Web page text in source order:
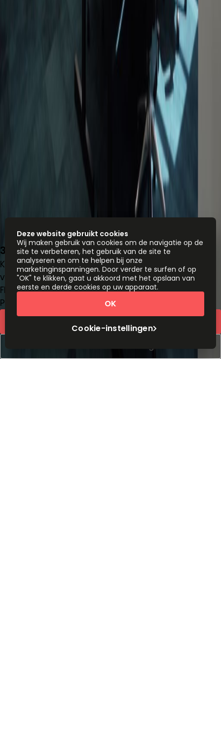
37 Rue Du Congres, 1000 Brussels, 1000
Kantoorruimte
van
€500 persoon/maand
Flexplekken
Prijs op aanvraag
Boek een rondleiding
Deze website gebruikt cookies
Wij maken gebruik van cookies om de navigatie op de
site te verbeteren, het gebruik van de site te
analyseren en om te helpen bij onze
marketinginspanningen. Door verder te surfen of op
"OK" te klikken, gaat u akkoord met het opslaan van
eerste en derde cookies op uw apparaat.
Cookie-instellingen
OK